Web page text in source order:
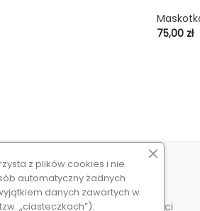
Cena
75,00 zł
shopping_cart
O NAS
Regulamin
Wysyłka i płatności
z plików cookies i nie
automatyczny żadnych
danych zawartych w
„ciasteczkach”).